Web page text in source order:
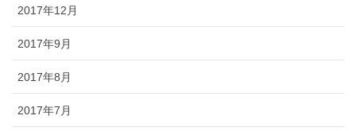
2017年12月
2017年9月
2017年8月
2017年7月